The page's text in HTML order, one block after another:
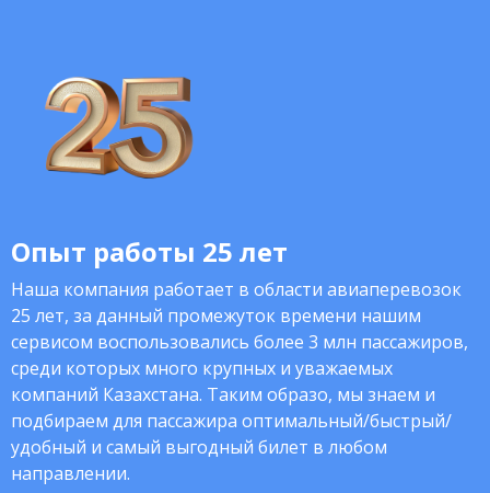
Опыт работы 25 лет
Наша компания работает в области авиаперевозок
25 лет, за данный промежуток времени нашим
сервисом воспользовались более 3 млн пассажиров,
среди которых много крупных и уважаемых
компаний Казахстана. Таким образо, мы знаем и
подбираем для пассажира оптимальный/быстрый/
удобный и самый выгодный билет в любом
направлении.